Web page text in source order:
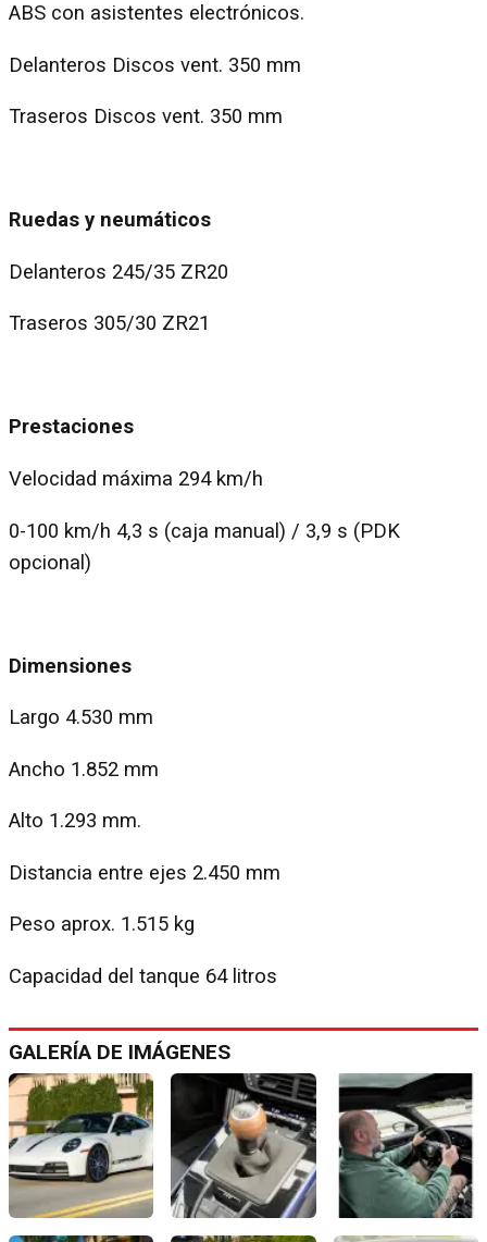
ABS con asistentes electrónicos.
Delanteros Discos vent. 350 mm
Traseros Discos vent. 350 mm
Ruedas y neumáticos
Delanteros 245/35 ZR20
Traseros 305/30 ZR21
Prestaciones
Velocidad máxima 294 km/h
0-100 km/h 4,3 s (caja manual) / 3,9 s (PDK
opcional)
Dimensiones
Largo 4.530 mm
Ancho 1.852 mm
Alto 1.293 mm.
Distancia entre ejes 2.450 mm
Peso aprox. 1.515 kg
Capacidad del tanque 64 litros
GALERÍA DE IMÁGENES